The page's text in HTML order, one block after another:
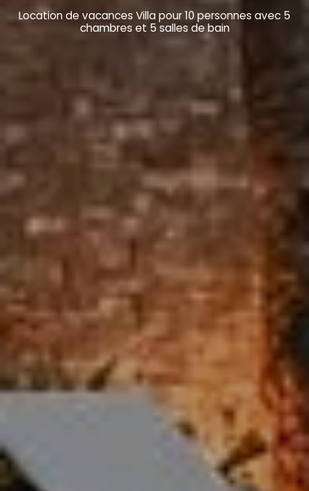
Location de vacances Villa pour 10 personnes avec 5
chambres et 5 salles de bain